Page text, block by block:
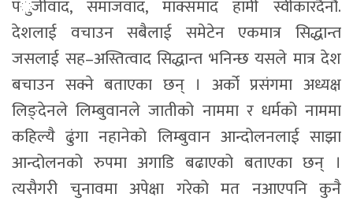
पँुजीवाद, समाजवाद, माक्समाद हामी स्वीकारर्दैनौ.
देशलाई वचाउन सबैलाई समेटेन एकमात्र सिद्धान्त
जसलाई सह–अस्तित्वाद सिद्धान्त भनिन्छ यसले मात्र देश
बचाउन सक्ने बताएका छन् । अर्को प्रसंगमा अध्यक्ष
लिङ्देनले लिम्बुवानले जातीको नाममा र धर्मको नाममा
कहिल्यै ढुंगा नहानेको लिम्बुवान आन्दोलनलाई साझा
आन्दोलनको रुपमा अगाडि बढाएको बताएका छन् ।
त्यसैगरी चुनावमा अपेक्षा गरेको मत नआएपनि कुनै